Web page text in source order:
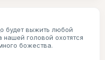
будет выжить любой
нашей головой охотятся
божества.